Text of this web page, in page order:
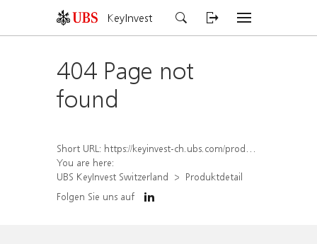
KeyInvest
404 Page not
found
Short URL: https://keyinvest-ch.ubs.com/produkt/detail/index/isin/CH1569456531
You are here:
UBS KeyInvest Switzerland
Produktdetail
Folgen Sie uns auf